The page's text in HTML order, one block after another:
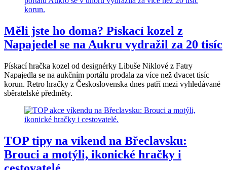
Měli jste ho doma? Pískací kozel z
Napajedel se na Aukru vydražil za 20 tisíc
Pískací hračka kozel od designérky Libuše Niklové z Fatry
Napajedla se na aukčním portálu prodala za více než dvacet tisíc
korun. Retro hračky z Československa dnes patří mezi vyhledávané
sběratelské předměty.
TOP tipy na víkend na Břeclavsku:
Brouci a motýli, ikonické hračky i